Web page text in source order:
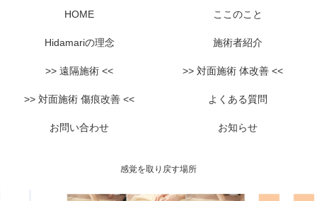
感覚を取り戻す場所
HOME ここのこと
Hidamariの理念 施術者紹介
>> 遠隔施術 << >> 対面施術 体改善 <<
>> 対面施術 傷痕改善 << よくある質問
お問い合わせ お知らせ